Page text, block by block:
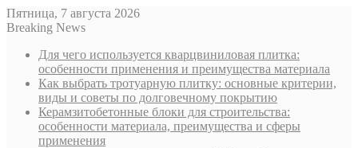
Пятница, 7 августа 2026
Breaking News
Для чего используется кварцвиниловая плитка:
особенности применения и преимущества материала
Как выбрать тротуарную плитку: основные критерии,
виды и советы по долговечному покрытию
Керамзитобетонные блоки для строительства:
особенности материала, преимущества и сферы
применения